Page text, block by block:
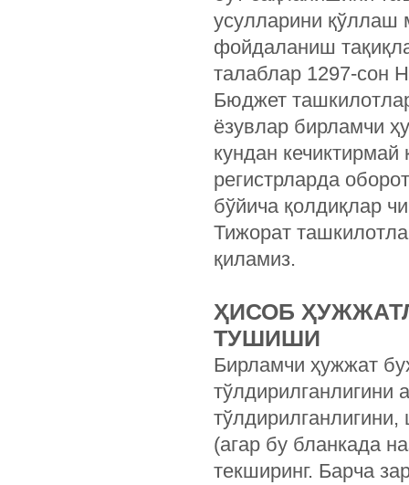
усулларини қўллаш
фойдаланиш
талаблар 1297-сон
Бюджет
ёзувлар бирламчи
кундан
регистрларда
бўйича қолдиқлар
Тижорат
қиламиз.
ҲИСОБ
ТУШИШИ
Бирламчи ҳужжат
тўлдирилганлигини
(агар бу бланкада
текширинг. Барча